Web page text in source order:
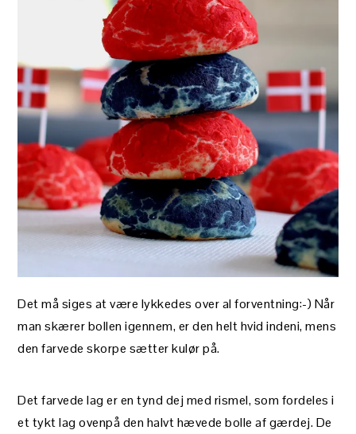
Det må siges at være lykkedes over al forventning:-) Når
man skærer bollen igennem, er den helt hvid indeni, mens
den farvede skorpe sætter kulør på.
Det farvede lag er en tynd dej med rismel, som fordeles i
et tykt lag ovenpå den halvt hævede bolle af gærdej. De